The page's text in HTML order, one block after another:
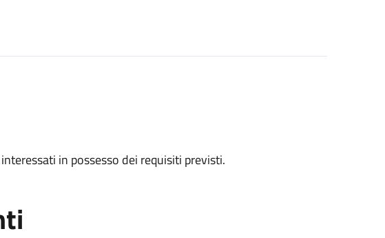
in possesso dei requisiti previsti.